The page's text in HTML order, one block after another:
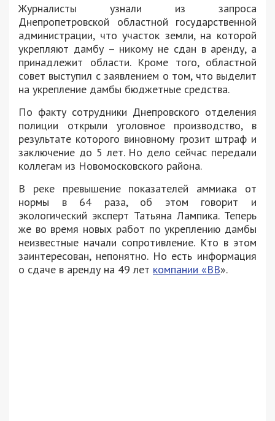
Журналисты узнали из запроса
Днепропетровской областной государственной
администрации, что участок земли, на которой
укрепляют дамбу – никому не сдан в аренду, а
принадлежит области. Кроме того, областной
совет выступил с заявлением о том, что выделит
на укрепление дамбы бюджетные средства.
По факту сотрудники Днепровского отделения
полиции открыли уголовное производство, в
результате которого виновному грозит штраф и
заключение до 5 лет. Но дело сейчас передали
коллегам из Новомосковского района.
В реке превышение показателей аммиака от
нормы в 64 раза, об этом говорит и
экологический эксперт Татьяна Лампика. Теперь
же во время новых работ по укреплению дамбы
неизвестные начали сопротивление. Кто в этом
заинтересован, непонятно. Но есть информация
о сдаче в аренду на 49 лет компании «ВВ».